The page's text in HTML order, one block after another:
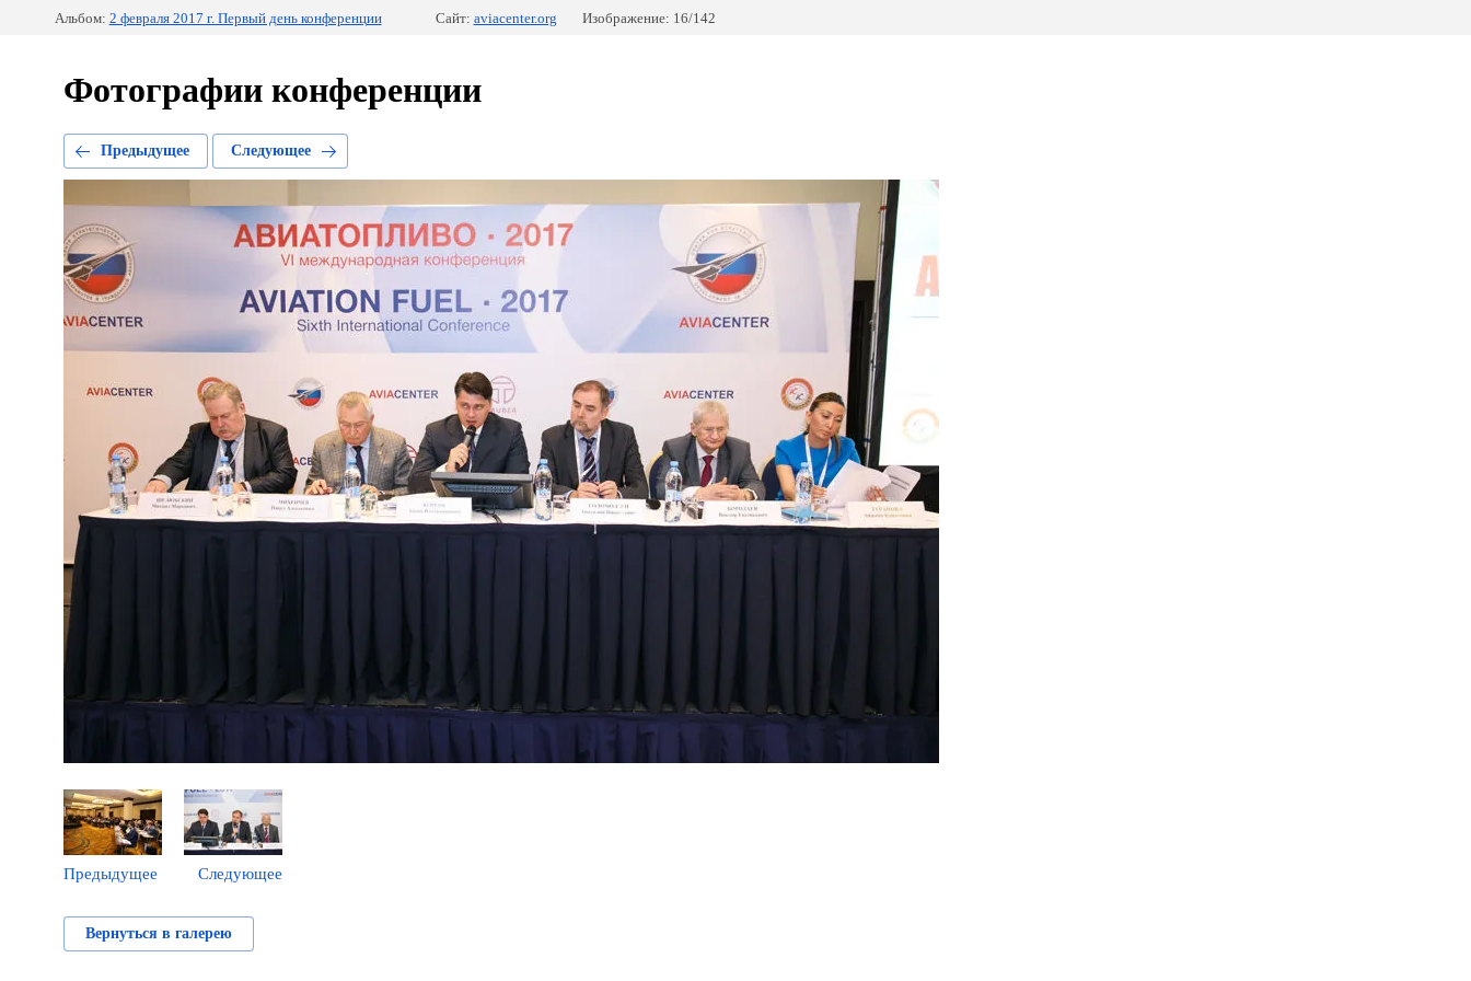
Альбом: 2 февраля 2017 г. Первый день конференции Сайт: aviacenter.org Изображение: 16/142
Фотографии конференции
Предыдущее Следующее
Предыдущее Следующее
Вернуться в галерею